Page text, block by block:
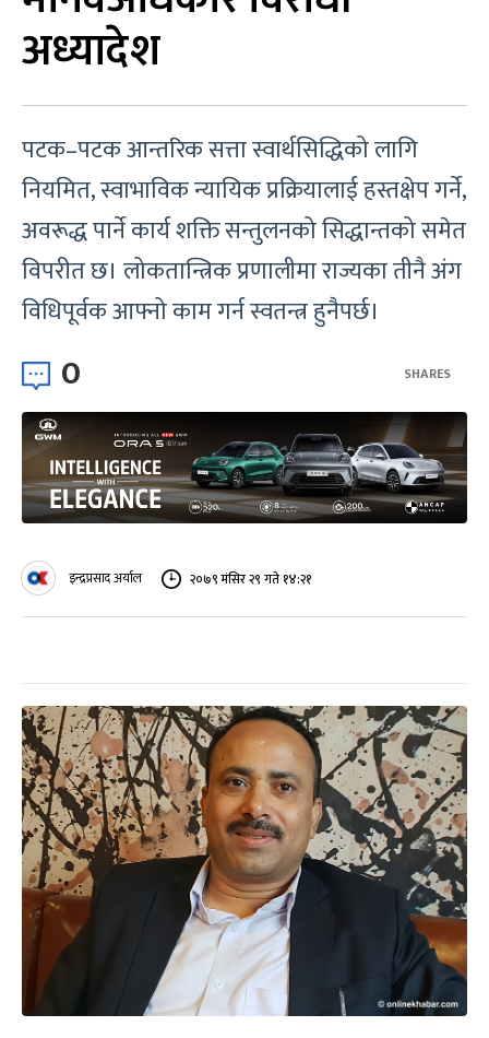
अध्यादेश
पटक–पटक आन्तरिक सत्ता स्वार्थसिद्धिको लागि
नियमित, स्वाभाविक न्यायिक प्रक्रियालाई हस्तक्षेप गर्ने,
अवरूद्ध पार्ने कार्य शक्ति सन्तुलनको सिद्धान्तको समेत
विपरीत छ। लोकतान्त्रिक प्रणालीमा राज्यका तीनै अंग
विधिपूर्वक आफ्नो काम गर्न स्वतन्त्र हुनैपर्छ।
0 SHARES
इन्द्रप्रसाद अर्याल २०७९ मंसिर २९ गते १४:२१